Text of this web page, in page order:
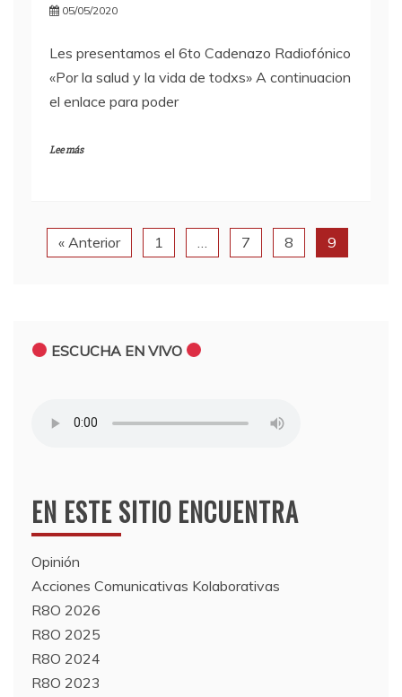
05/05/2020
Les presentamos el 6to Cadenazo Radiofónico
«Por la salud y la vida de todxs» A continuacion
el enlace para poder
Lee más
« Anterior 1 7 8 9
ESCUCHA EN VIVO
EN ESTE SITIO ENCUENTRA
Opinión
Acciones Comunicativas Kolaborativas
R8O 2026
R8O 2025
R8O 2024
R8O 2023